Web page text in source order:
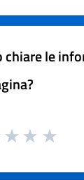
chiare le